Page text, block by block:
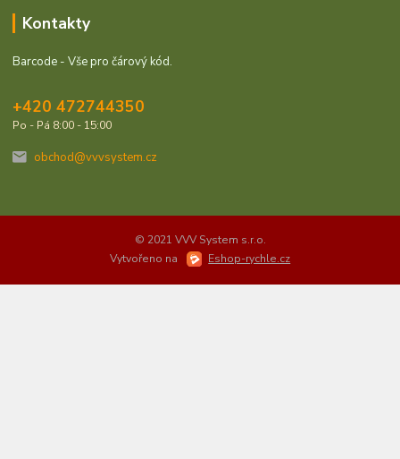
Kontakty
Barcode - Vše pro čárový kód.
+420 472744350
Po - Pá 8:00 - 15:00
obchod@vvvsystem.cz
© 2021 VVV System s.r.o.
Vytvořeno na
Eshop-rychle.cz